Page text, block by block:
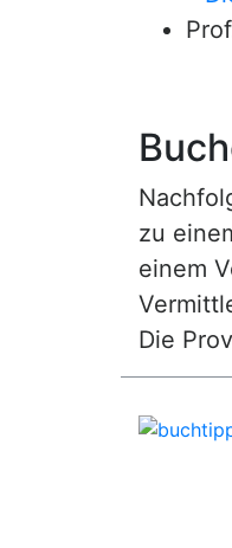
zu
einem
Die